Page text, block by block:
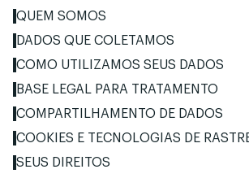
QUEM SOMOS
DADOS QUE COLETAMOS
COMO UTILIZAMOS SEUS DADOS
BASE LEGAL PARA TRATAMENTO
COMPARTILHAMENTO DE DADOS
COOKIES E TECNOLOGIAS DE
SEUS DIREITOS